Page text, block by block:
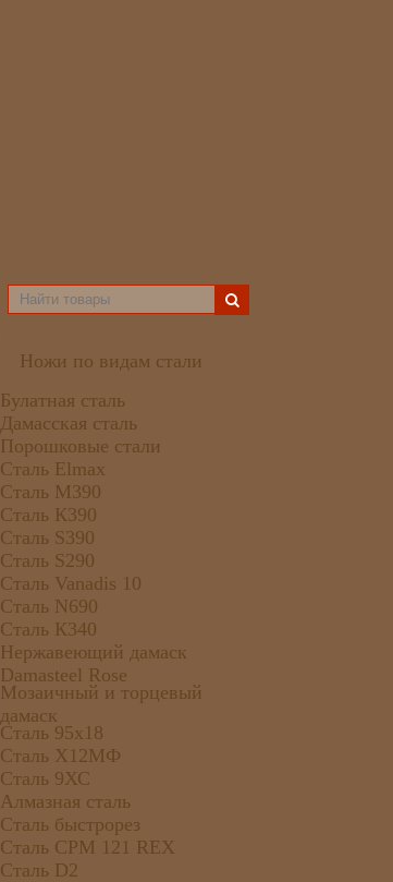
Ножи по видам стали
Булатная сталь
Дамасская сталь
Порошковые стали
Сталь Elmax
Сталь М390
Сталь К390
Сталь S390
Сталь S290
Сталь Vanadis 10
Сталь N690
Сталь К340
Нержавеющий дамаск
Damasteel Rose
Мозаичный и торцевый
дамаск
Сталь 95х18
Сталь Х12МФ
Сталь 9ХС
Алмазная сталь
Сталь быстрорез
Сталь CPM 121 REX
Сталь D2